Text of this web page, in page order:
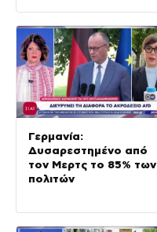
Γερμανία:
Δυσαρεστημένο από
τον Μερτς το 85% των
πολιτών